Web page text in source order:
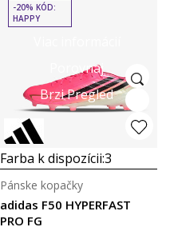
Porovnaj
Brzi Pregled
-20% KÓD:
HAPPY
Farba k dispozícii:3
adidas F50 HYPERFAST
PRO FG
Pánske kopačky